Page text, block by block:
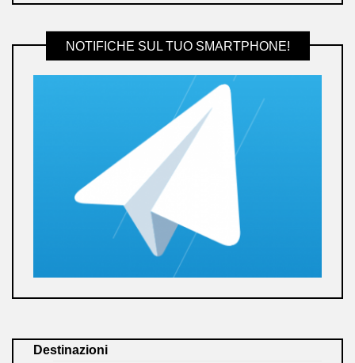
NOTIFICHE SUL TUO SMARTPHONE!
Destinazioni